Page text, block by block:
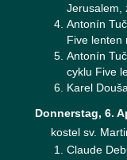
Jerusalem,
Antonín
Five lenten
Antonín
cyklu Five
Karel
Donnerstag, 6.
kostel sv.
Claude